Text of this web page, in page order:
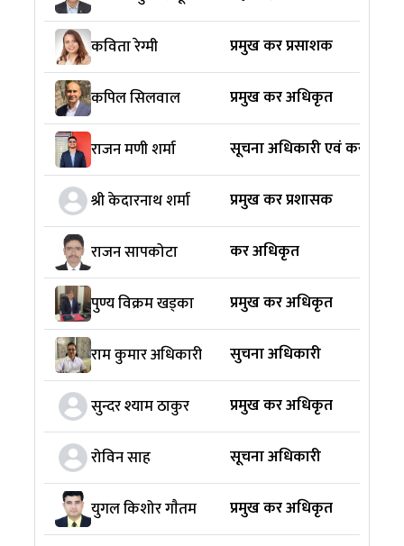
कविता रेग्मी प्रमुख कर प्रसाशक
कपिल सिलवाल प्रमुख कर अधिकृत
राजन मणी शर्मा सूचना अधिकारी एवं कर
श्री केदारनाथ शर्मा प्रमुख कर प्रशासक
राजन सापकोटा कर अधिकृत
पुण्य विक्रम खड्का प्रमुख कर अधिकृत
राम कुमार अधिकारी सुचना अधिकारी
सुन्दर श्याम ठाकुर प्रमुख कर अधिकृत
रोविन साह सूचना अधिकारी
युगल किशोर गाैतम प्रमुख कर अधिकृत